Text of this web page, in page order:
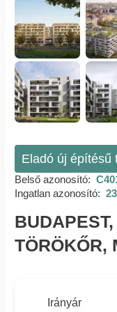
Eladó új építésű
Belső azonosító:
Ingatlan azonosító:
TÖRÖKŐR,
Irányár